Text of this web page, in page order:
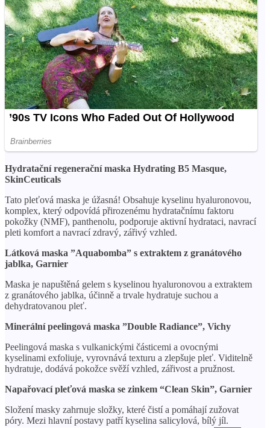
Hydratační regenerační maska ​​Hydrating B5 Masque,
SkinCeuticals
Tato pleťová maska ​​je úžasná! Obsahuje kyselinu hyaluronovou,
komplex, který odpovídá přirozenému hydratačnímu faktoru
pokožky (NMF), panthenolu, podporuje aktivní hydrataci, navrací
pleti komfort a navrací zdravý, zářivý vzhled.
Látková maska ​​”Aquabomba” s extraktem z granátového
jablka, Garnier
Maska je napuštěná gelem s kyselinou hyaluronovou a extraktem
z granátového jablka, účinně a trvale hydratuje suchou a
dehydratovanou pleť.
Minerální peelingová maska ​​”Double Radiance”, Vichy
Peelingová maska ​​s vulkanickými částicemi a ovocnými
kyselinami exfoliuje, vyrovnává texturu a zlepšuje pleť. Viditelně
hydratuje, dodává pokožce svěží vzhled, zářivost a pružnost.
Napařovací pleťová maska ​​se zinkem “Clean Skin”, Garnier
Složení masky zahrnuje složky, které čistí a pomáhají zužovat
póry. Mezi hlavní postavy patří kyselina salicylová, bílý jíl.